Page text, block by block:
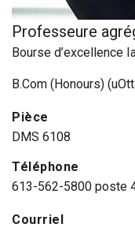
Professeure
Bourse d’excellence
B.Com (Honours)
Pièce
DMS 6108
Téléphone
613-562-5800 poste
Courriel